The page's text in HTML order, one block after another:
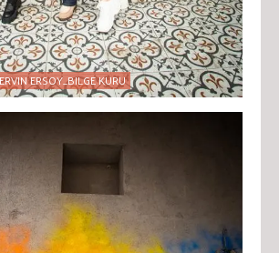
ERSOY_BILGE KURU